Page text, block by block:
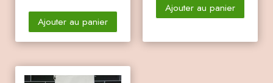
Ajouter au panier
Ajouter au panier